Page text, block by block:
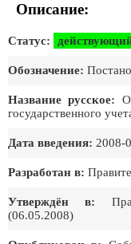
Описание:
Статус:
Обозначение:
Название русское:
государственного
Дата введения: 2008-
Разработан в:
Утверждён в:
(06.05.2008)